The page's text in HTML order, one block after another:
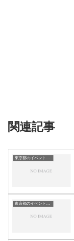
関連記事
東京都のイベント会場一覧
東京都のイベント会場一覧